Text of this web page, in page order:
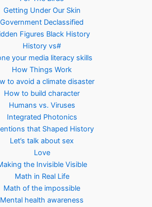
Getting Under Our Skin
Government Declassified
Figures Black History
History vs#
your media literacy skills
How Things Work
to avoid a climate disaster
How to build character
Humans vs. Viruses
Integrated Photonics
that Shaped History
Let’s talk about sex
Love
the Invisible Visible
Math in Real Life
Math of the impossible
Mental health awareness